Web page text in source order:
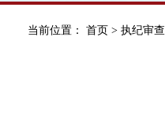
当前位置： 首页 > 执纪审查